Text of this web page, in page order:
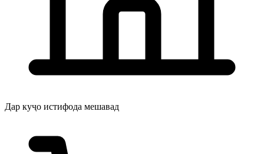
Дар куҷо истифода мешавад